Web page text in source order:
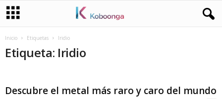
Inicio Etiquetas Iridio
Etiqueta: Iridio
Descubre el metal más raro y caro del mundo